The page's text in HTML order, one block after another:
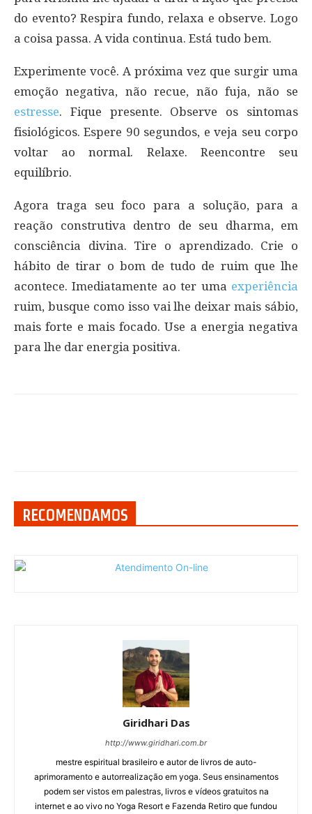
do evento? Respira fundo, relaxa e observe. Logo
a coisa passa. A vida continua. Está tudo bem.
Experimente você. A próxima vez que surgir uma
emoção negativa, não recue, não fuja, não se
estresse. Fique presente. Observe os sintomas
fisiológicos. Espere 90 segundos, e veja seu corpo
voltar ao normal. Relaxe. Reencontre seu
equilíbrio.
Agora traga seu foco para a solução, para a
reação construtiva dentro de seu dharma, em
consciência divina. Tire o aprendizado. Crie o
hábito de tirar o bom de tudo de ruim que lhe
acontece. Imediatamente ao ter uma experiência
ruim, busque como isso vai lhe deixar mais sábio,
mais forte e mais focado. Use a energia negativa
para lhe dar energia positiva.
RECOMENDAMOS
Giridhari Das
http://www.giridhari.com.br
mestre espiritual brasileiro e autor de livros de auto-
aprimoramento e autorrealização em yoga. Seus ensinamentos
podem ser vistos em palestras, livros e vídeos gratuitos na
internet e ao vivo no Yoga Resort e Fazenda Retiro que fundou